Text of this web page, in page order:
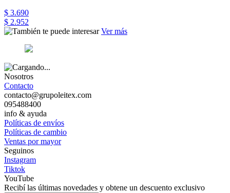
$ 3.690
$ 2.952
Ver más
Nosotros
Contacto
contacto@grupoleitex.com
095488400
info & ayuda
Políticas de envíos
Políticas de cambio
Ventas por mayor
Seguinos
Instagram
Tiktok
YouTube
Recibí las últimas novedades y obtene un descuento exclusivo